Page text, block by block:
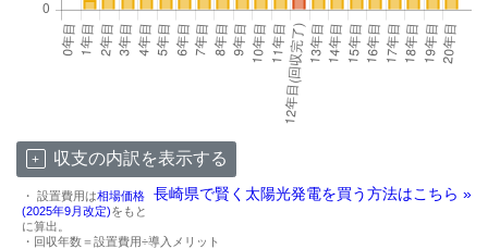
収支の内訳を表示する
長崎県で賢く太陽光発電を買う方法はこちら »
・ 設置費用は相場価格
(2025年9月改定)をもと
に算出。
・回収年数＝設置費用÷導入メリット